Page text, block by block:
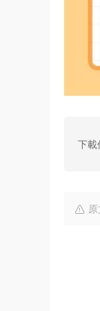
下載